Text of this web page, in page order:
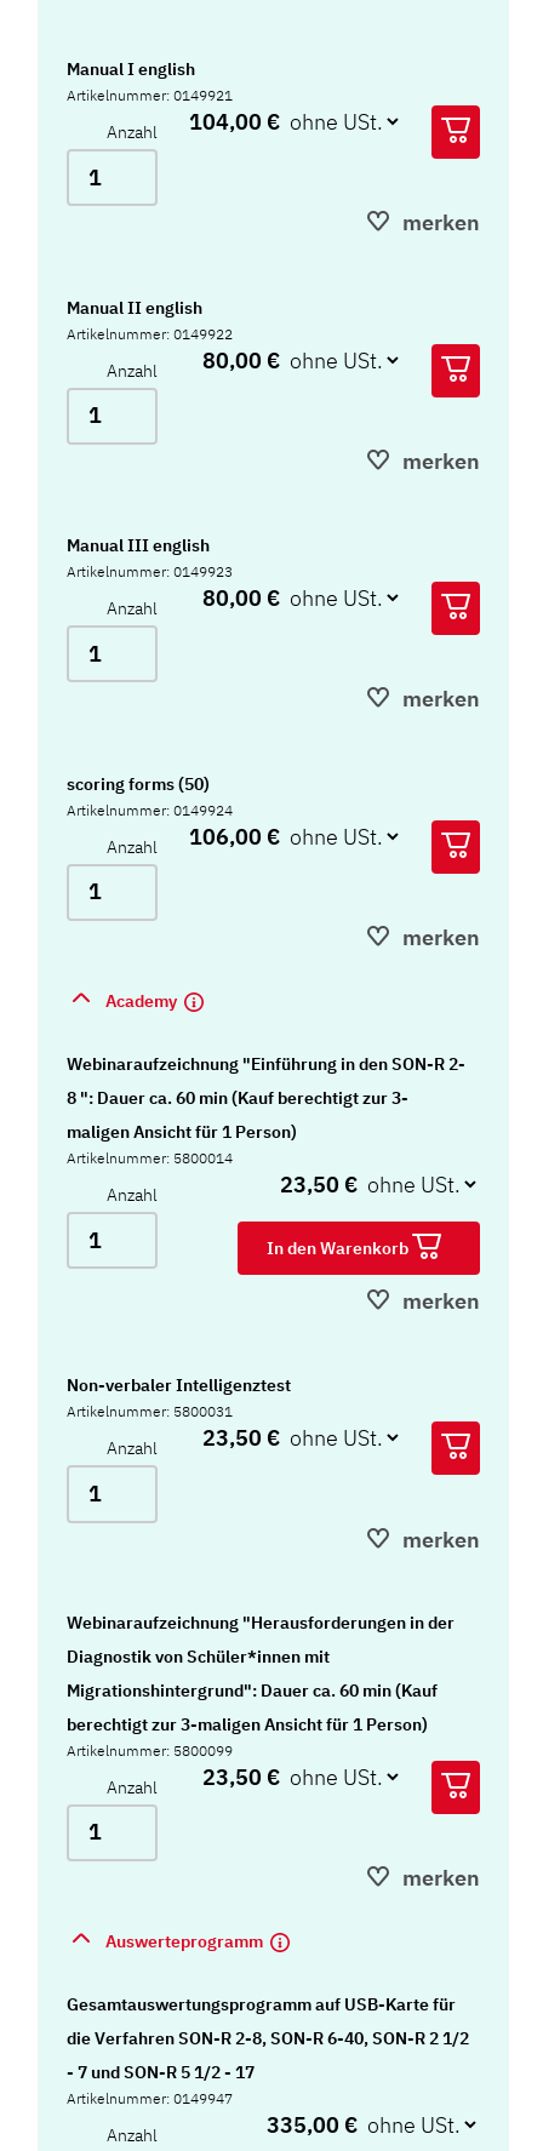
Manual I english
Artikelnummer: 0149921
Anzahl 104,00 €
merken
Manual II english
Artikelnummer: 0149922
Anzahl 80,00 €
merken
Manual III english
Artikelnummer: 0149923
Anzahl 80,00 €
merken
scoring forms (50)
Artikelnummer: 0149924
Anzahl 106,00 €
merken
Academy
Webinaraufzeichnung "Einführung in den SON-R 2-
8 ": Dauer ca. 60 min (Kauf berechtigt zur 3-
maligen Ansicht für 1 Person)
Artikelnummer: 5800014
Anzahl 23,50 €
In den Warenkorb
merken
Non-verbaler Intelligenztest
Artikelnummer: 5800031
Anzahl 23,50 €
merken
Webinaraufzeichnung "Herausforderungen in der
Diagnostik von Schüler*innen mit
Migrationshintergrund": Dauer ca. 60 min (Kauf
berechtigt zur 3-maligen Ansicht für 1 Person)
Artikelnummer: 5800099
Anzahl 23,50 €
merken
Auswerteprogramm
Gesamtauswertungsprogramm auf USB-Karte für
die Verfahren SON-R 2-8, SON-R 6-40, SON-R 2 1/2
- 7 und SON-R 5 1/2 - 17
Artikelnummer: 0149947
Anzahl 335,00 €